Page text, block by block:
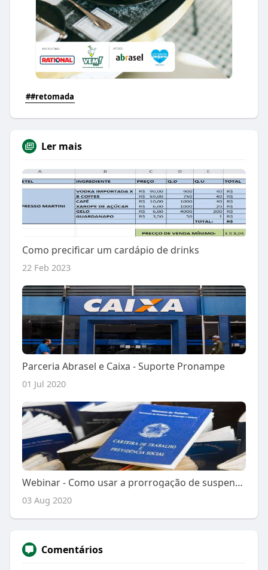
##retomada
Ler mais
Como precificar um cardápio de drinks
22 Feb 2023
Parceria Abrasel e Caixa - Suporte Pronampe
01 Jul 2020
Webinar - Como usar a prorrogação de suspensão de contratos ou redução de jornada
03 Aug 2020
Comentários